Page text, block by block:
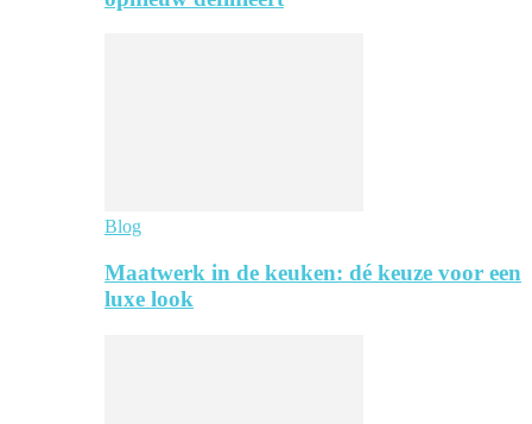
Blog
Maatwerk in de keuken: dé keuze voor een
luxe look